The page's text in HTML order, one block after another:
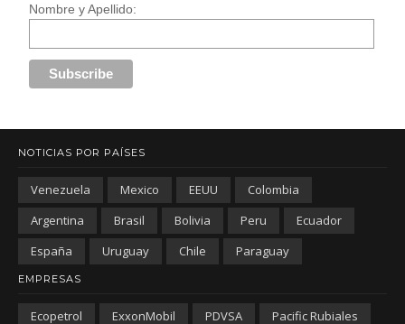
Nombre y Apellido:
NOTICIAS POR PAÍSES
Venezuela Mexico EEUU
Colombia
Argentina
Brasil Bolivia Peru
Ecuador
España
Uruguay Chile Paraguay
EMPRESAS
Ecopetrol ExxonMobil PDVSA
Pacific Rubiales